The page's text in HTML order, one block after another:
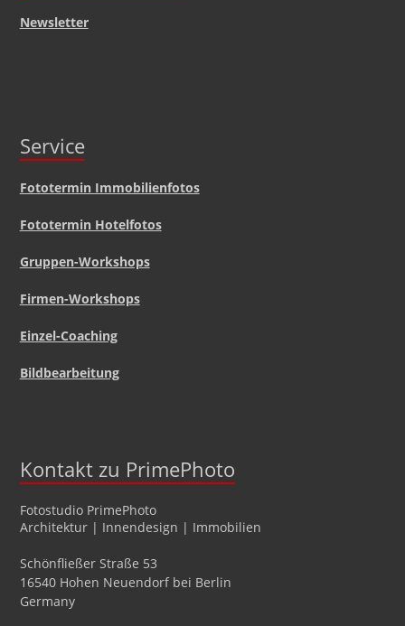
Newsletter
Service
Fototermin Immobilienfotos
Fototermin Hotelfotos
Gruppen-Workshops
Firmen-Workshops
Einzel-Coaching
Bildbearbeitung
Kontakt zu PrimePhoto
Fotostudio PrimePhoto
Architektur | Innendesign | Immobilien
Schönfließer Straße 53
16540 Hohen Neuendorfbei Berlin
Germany